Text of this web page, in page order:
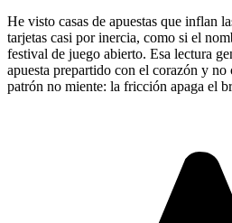
He visto casas de apuestas que inflan
tarjetas casi por inercia, como si el
festival de juego abierto. Esa lectura
apuesta prepartido con el corazón y no
patrón no miente: la fricción apaga el